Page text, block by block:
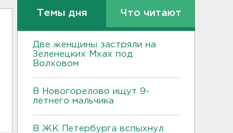
Темы дня Что читают
Две женщины застряли на
Зеленецких Мхах под
Волховом
В Новогорелово ищут 9-
летнего мальчика
В ЖК Петербурга вспыхнул